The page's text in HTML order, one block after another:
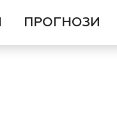
ПРОГНОЗИ